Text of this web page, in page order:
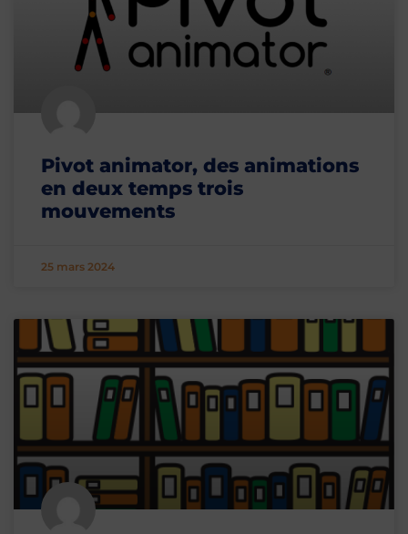
Pivot animator, des animations
en deux temps trois
mouvements
25 mars 2024